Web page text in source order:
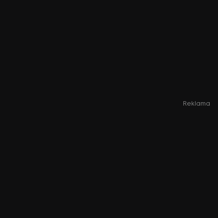
Reklama